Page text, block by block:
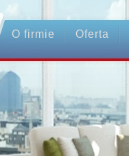
O firmie Oferta